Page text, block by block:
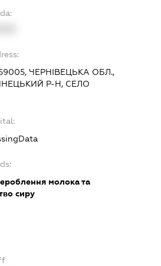
ЧЕРНІВЕЦЬКА ОБЛ.,
Р-Н, СЕЛО
молока та
сиру